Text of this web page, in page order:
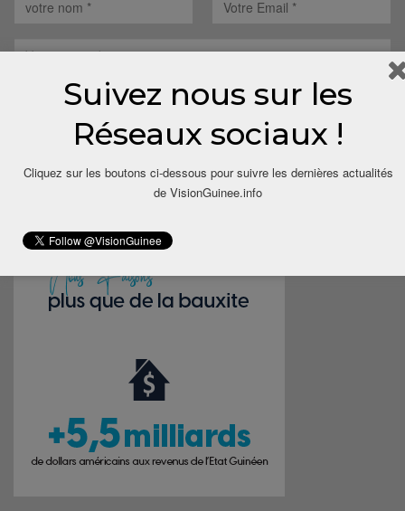
time I comment.
Suivez nous sur les
Réseaux sociaux !
Cliquez sur les boutons ci-dessous pour suivre les dernières actualités
de VisionGuinee.info